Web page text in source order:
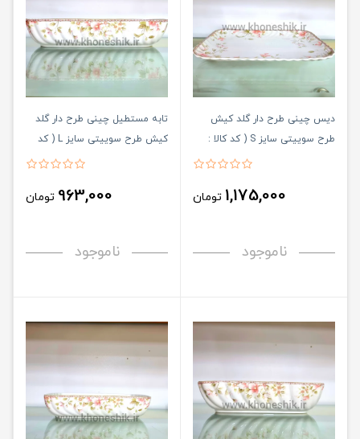
دیس چینی طرح دار گلد کیش
طرح سوییتی سایز S ( کد کالا :
1,175,000 تومان
ناموجود
تابه مستطیل چینی طرح دار گلد
کیش طرح سوییتی سایز L ( کد
963,000 تومان
ناموجود